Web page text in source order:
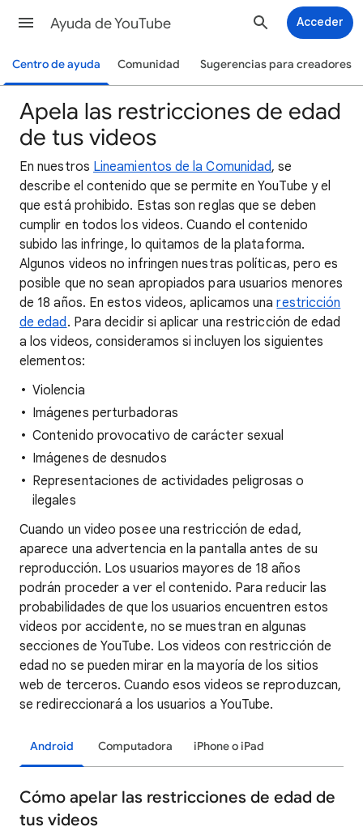
Ayuda de YouTube Acceder
Centro de ayuda Comunidad Sugerencias para creadores
Apela las restricciones de edad
de tus videos
En nuestros Lineamientos de la Comunidad, se
describe el contenido que se permite en YouTube y el
que está prohibido. Estas son reglas que se deben
cumplir en todos los videos. Cuando el contenido
subido las infringe, lo quitamos de la plataforma.
Algunos videos no infringen nuestras políticas, pero es
posible que no sean apropiados para usuarios menores
de 18 años. En estos videos, aplicamos unarestricción
de edad. Para decidir si aplicar una restricción de edad
a los videos, consideramos si incluyen los siguientes
elementos:
Violencia
Imágenes perturbadoras
Contenido provocativo de carácter sexual
Imágenes de desnudos
Representaciones de actividades peligrosas o
ilegales
Cuando un video posee una restricción de edad,
aparece una advertencia en la pantalla antes de su
reproducción. Los usuarios mayores de 18 años
podrán proceder a ver el contenido. Para reducir las
probabilidades de que los usuarios encuentren estos
videos por accidente, no se muestran en algunas
secciones de YouTube. Los videos con restricción de
edad no se pueden mirar en la mayoría de los sitios
web de terceros. Cuando esos videos se reproduzcan,
se redireccionará a los usuarios a YouTube.
Android Computadora iPhone o iPad
Cómo apelar las restricciones de edad de
tus videos